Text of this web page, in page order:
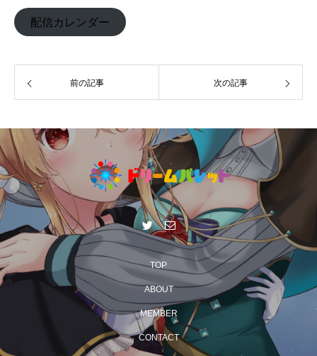
配信カレンダー
前の記事 次の記事
TOP
ABOUT
MEMBER
CONTACT